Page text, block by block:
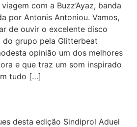
com a Buzz’Ayaz, banda
por Antonis Antoniou. Vamos,
de ouvir o excelente disco
do grupo pela Glitterbeat
opinião um dos melhores
e que traz um som inspirado
tudo […]
desta edição Sindiprol Aduel